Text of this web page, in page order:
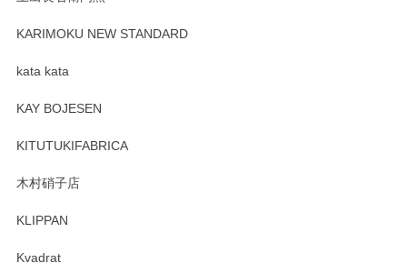
が、 しっかり梱包されていたので割れてはないと思います。
頂き誠にありがとうございます。 そしてレビュ
しくお願いいたします。
KARIMOKU NEW STANDARD
kata kata
KAY BOJESEN
KITUTUKIFABRICA
木村硝子店
KLIPPAN
Kvadrat